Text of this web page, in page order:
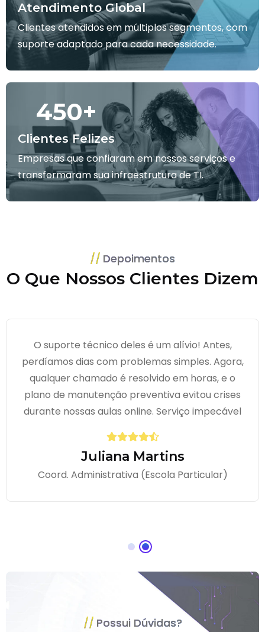
Atendimento Global
Clientes atendidos em múltiplos segmentos, com
suporte adaptado para cada necessidade.
Clientes Felizes
450+
Empresas que confiaram em nossos serviços e
transformaram sua infraestrutura de TI.
Depoimentos
O Que Nossos Clientes Dizem
O suporte técnico deles é um alívio! Antes,
perdíamos dias com problemas simples. Agora,
qualquer chamado é resolvido em horas, e o
plano de manutenção preventiva evitou crises
durante nossas aulas online. Serviço impecável
Juliana Martins
Coord. Administrativa (Escola Particular)
Possui Dúvidas?